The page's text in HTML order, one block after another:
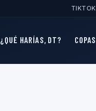
TIKTOK
¿QUÉ HARÍAS, DT? COPAS